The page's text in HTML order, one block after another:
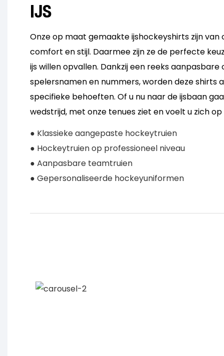
IJS
Onze op maat gemaakte ijshockeyshirts zijn
comfort en stijl. Daarmee zijn ze de perfecte
ijs willen opvallen. Dankzij een reeks aanpasbare
spelersnamen en nummers, worden deze shirts
specifieke behoeften. Of u nu naar de ijsbaan
wedstrijd, met onze tenues ziet en voelt u zich
● Klassieke aangepaste hockeytruien
● Hockeytruien op professioneel niveau
● Aanpasbare teamtruien
● Gepersonaliseerde hockeyuniformen